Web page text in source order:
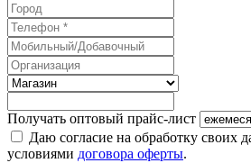
Получать оптовый прайс-лист
Даю согласие на обработку своих
условиями договора оферты.